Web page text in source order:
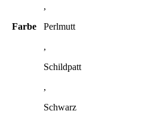
Farbe
,
Perlmutt
,
Schildpatt
,
Schwarz